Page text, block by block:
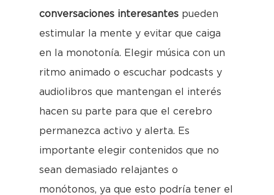
conversaciones interesantes pueden
estimular la mente y evitar que caiga
en la monotonía. Elegir música con un
ritmo animado o escuchar podcasts y
audiolibros que mantengan el interés
hacen su parte para que el cerebro
permanezca activo y alerta. Es
importante elegir contenidos que no
sean demasiado relajantes o
monótonos, ya que esto podría tener el